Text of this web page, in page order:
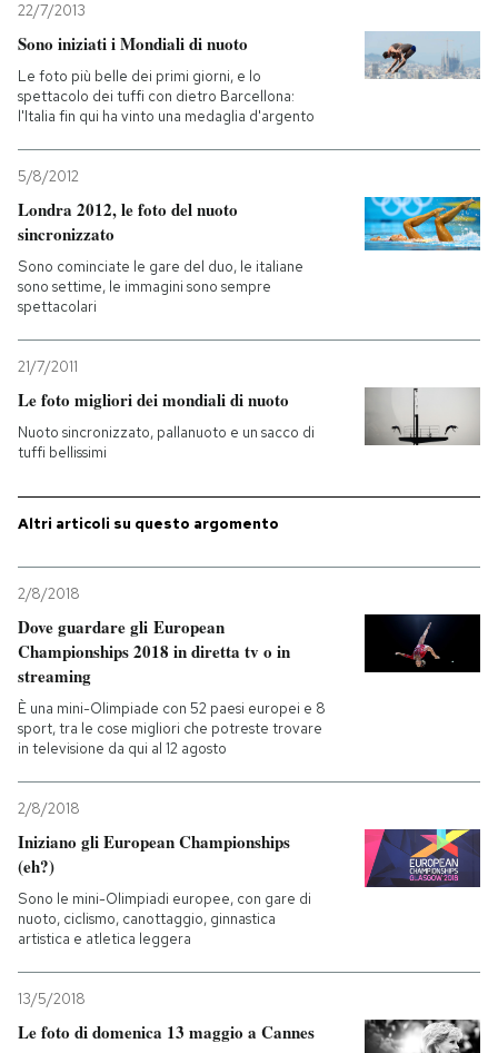
22/7/2013
Sono iniziati i Mondiali di nuoto
Le foto più belle dei primi giorni, e lo
spettacolo dei tuffi con dietro Barcellona:
l'Italia fin qui ha vinto una medaglia d'argento
5/8/2012
Londra 2012, le foto del nuoto
sincronizzato
Sono cominciate le gare del duo, le italiane
sono settime, le immagini sono sempre
spettacolari
21/7/2011
Le foto migliori dei mondiali di nuoto
Nuoto sincronizzato, pallanuoto e un sacco di
tuffi bellissimi
Altri articoli su questo argomento
2/8/2018
Dove guardare gli European
Championships 2018 in diretta tv o in
streaming
È una mini-Olimpiade con 52 paesi europei e 8
sport, tra le cose migliori che potreste trovare
in televisione da qui al 12 agosto
2/8/2018
Iniziano gli European Championships
(eh?)
Sono le mini-Olimpiadi europee, con gare di
nuoto, ciclismo, canottaggio, ginnastica
artistica e atletica leggera
13/5/2018
Le foto di domenica 13 maggio a Cannes